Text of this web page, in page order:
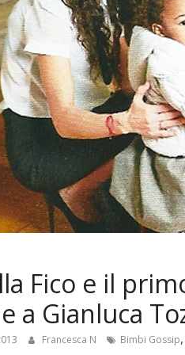
Fico e il
a Gianluca
Francesca N Bimbi Gossip,